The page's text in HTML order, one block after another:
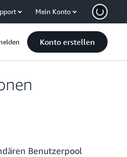
Mein Konto
Konto erstellen
Benutzerpool